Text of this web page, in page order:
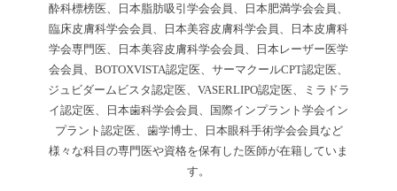
酔科標榜医、日本脂肪吸引学会会員、日本肥満学会会員、
臨床皮膚科学会会員、日本美容皮膚科学会員、日本皮膚科
学会専門医、日本美容皮膚科学会会員、日本レーザー医学
会会員、BOTOXVISTA認定医、サーマクールCPT認定医、
ジュビダームビスタ認定医、VASERLIPO認定医、ミラドラ
イ認定医、日本歯科学会会員、国際インプラント学会イン
プラント認定医、歯学博士、日本眼科手術学会会員など
様々な科目の専門医や資格を保有した医師が在籍していま
す。